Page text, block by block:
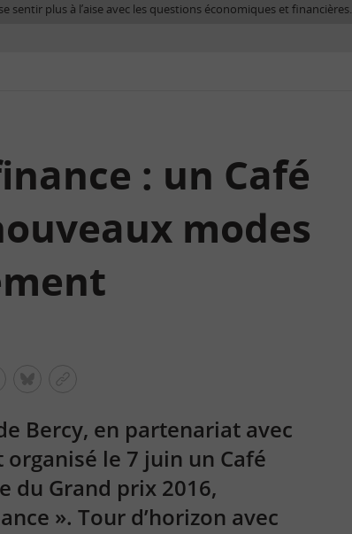
site
plus à l’aise avec les questions économiques et financières.
: un Café
modes
lien
Bercy, en partenariat avec
le 7 juin un Café
du Grand prix 2016,
». Tour d’horizon avec